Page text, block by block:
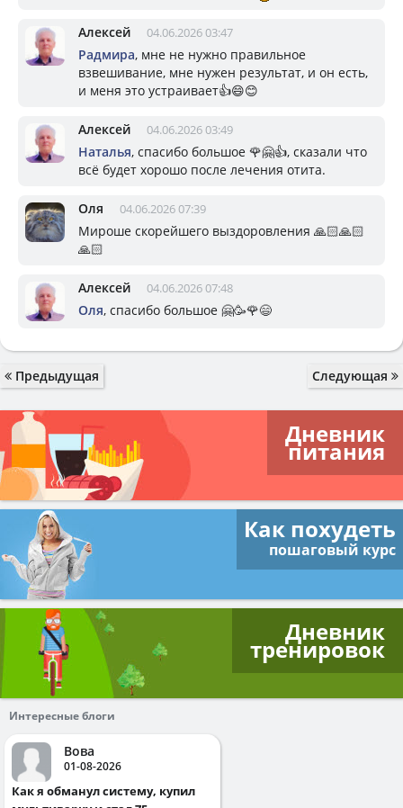
Алексей 04.06.2026 03:47
Радмира, мне не нужно правильное
взвешивание, мне нужен результат, и он есть,
и меня это устраивает👍😄😊
Алексей 04.06.2026 03:49
Наталья, спасибо большое 🌹🤗👍, сказали что
всё будет хорошо после лечения отита.
Оля 04.06.2026 07:39
Мироше скорейшего выздоровления 🙏🏻🙏🏻
🙏🏻
Алексей 04.06.2026 07:48
Оля, спасибо большое 🤗🥳🌹😄
Предыдущая Следующая
Дневник
питания
Как похудеть
пошаговый курс
Дневник
тренировок
Интересные блоги
Вова
01-08-2026
Как я обманул систему, купил